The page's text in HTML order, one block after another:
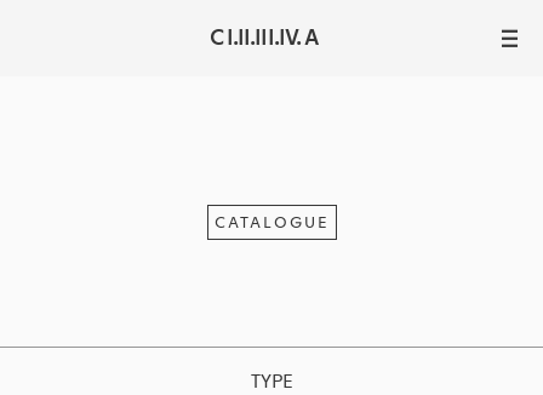
C I.II.III.IV. A III
CATALOGUE
TYPE